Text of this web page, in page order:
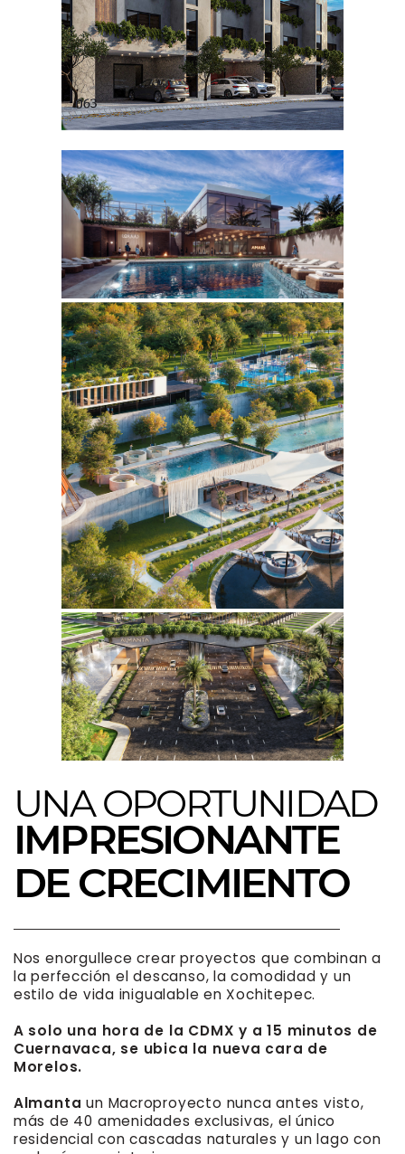
UNA OPORTUNIDAD
IMPRESIONANTE ​
DE CRECIMIENTO
Nos enorgullece crear proyectos que combinan a
la ​perfección el descanso, la comodidad y un
estilo de ​vida inigualable en Xochitepec.
A solo una hora de la CDMX y a 15 minutos de ​
Cuernavaca, se ubica la nueva cara de
Morelos.
Almantaun Macroproyecto nunca antes visto,
más ​de 40 amenidades exclusivas, el único
residencial ​con cascadas naturales y un lago con